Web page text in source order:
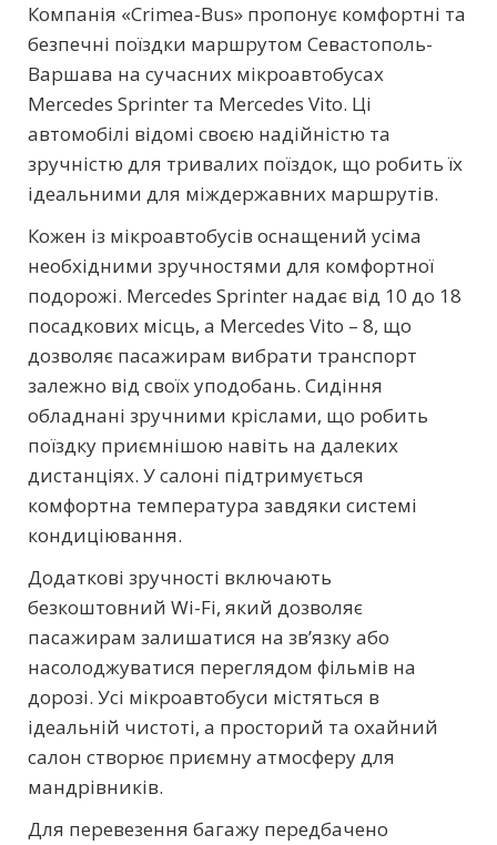
Компанія «Crimea-Bus» пропонує комфортні та
безпечні поїздки маршрутом Севастополь-
Варшава на сучасних мікроавтобусах
Mercedes Sprinter та Mercedes Vito. Ці
автомобілі відомі своєю надійністю та
зручністю для тривалих поїздок, що робить їх
ідеальними для міждержавних маршрутів.
Кожен із мікроавтобусів оснащений усіма
необхідними зручностями для комфортної
подорожі. Mercedes Sprinter надає від 10 до 18
посадкових місць, а Mercedes Vito – 8, що
дозволяє пасажирам вибрати транспорт
залежно від своїх уподобань. Сидіння
обладнані зручними кріслами, що робить
поїздку приємнішою навіть на далеких
дистанціях. У салоні підтримується
комфортна температура завдяки системі
кондиціювання.
Додаткові зручності включають
безкоштовний Wi-Fi, який дозволяє
пасажирам залишатися на зв’язку або
насолоджуватися переглядом фільмів на
дорозі. Усі мікроавтобуси містяться в
ідеальній чистоті, а просторий та охайний
салон створює приємну атмосферу для
мандрівників.
Для перевезення багажу передбачено